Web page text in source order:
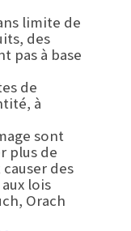
limite de
des
pas à base
de
à
sont
plus de
des
lois
Orach